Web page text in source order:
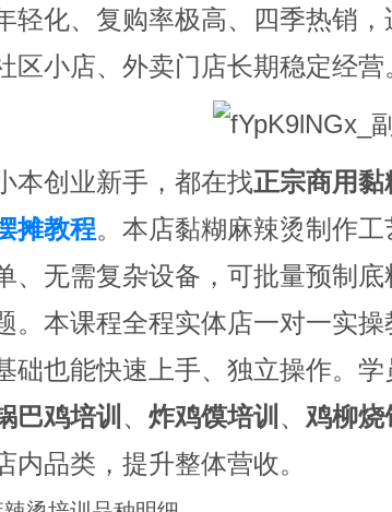
轻化、复购率极高、四季热销
区小店、外卖门店长期稳定经营
本创业新手，都在找正宗商用
摊教程。本店黏糊麻辣烫制作
、无需复杂设备，可批量预制
。本课程全程实体店一对一实
础也能快速上手、独立操作。
巴鸡培训 、 炸鸡馍培训 、 鸡柳烧
内品类，提升整体营收。